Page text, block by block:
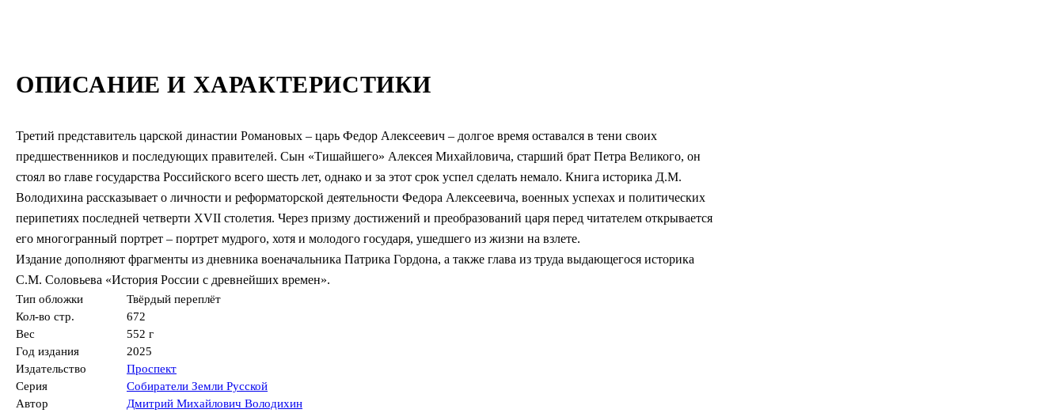
ОПИСАНИЕ И ХАРАКТЕРИСТИКИ
Третий представитель царской династии Романовых – царь Федор Алексеевич – долгое время оставался в тени своих
предшественников и последующих правителей. Сын «Тишайшего» Алексея Михайловича, старший брат Петра Великого, он
стоял во главе государства Российского всего шесть лет, однако и за этот срок успел сделать немало. Книга историка Д.М.
Володихина рассказывает о личности и реформаторской деятельности Федора Алексеевича, военных успехах и политических
перипетиях последней четверти XVII столетия. Через призму достижений и преобразований царя перед читателем открывается
его многогранный портрет – портрет мудрого, хотя и молодого государя, ушедшего из жизни на взлете.
Издание дополняют фрагменты из дневника военачальника Патрика Гордона, а также глава из труда выдающегося историка
С.М. Соловьева «История России с древнейших времен».
Тип обложки
Твёрдый переплёт
Кол-во стр.
672
Вес
552 г
Год издания
2025
Издательство
Проспект
Серия
Собиратели Земли Русской
Автор
Дмитрий Михайлович Володихин